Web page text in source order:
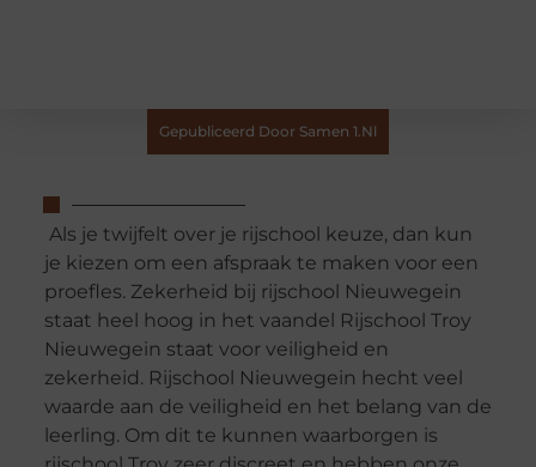
Gepubliceerd Door Samen 1.nl
Als je twijfelt over je rijschool keuze, dan kun
je kiezen om een afspraak te maken voor een
proefles. Zekerheid bij rijschool Nieuwegein
staat heel hoog in het vaandel Rijschool Troy
Nieuwegein staat voor veiligheid en
zekerheid. Rijschool Nieuwegein hecht veel
waarde aan de veiligheid en het belang van de
leerling. Om dit te kunnen waarborgen is